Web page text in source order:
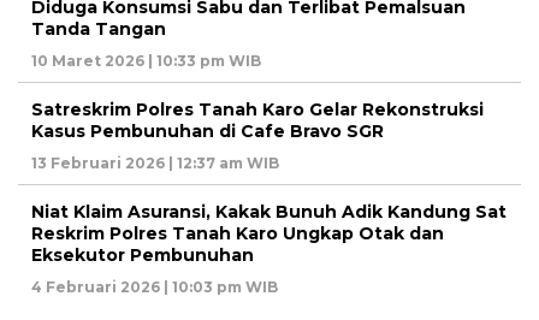
Diduga Konsumsi Sabu dan Terlibat Pemalsuan
Tanda Tangan
10 Maret 2026 | 10:33 pm WIB
Satreskrim Polres Tanah Karo Gelar Rekonstruksi
Kasus Pembunuhan di Cafe Bravo SGR
13 Februari 2026 | 12:37 am WIB
Niat Klaim Asuransi, Kakak Bunuh Adik Kandung Sat
Reskrim Polres Tanah Karo Ungkap Otak dan
Eksekutor Pembunuhan
4 Februari 2026 | 10:03 pm WIB